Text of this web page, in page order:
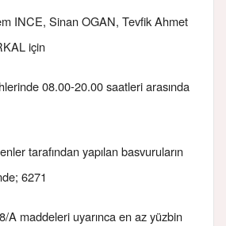
INCE, Sinan OGAN, Tevfik Ahmet
için
08.00-20.00 saatleri arasında
tarafından yapılan basvuruların
6271
A maddeleri uyarınca en az yüzbin